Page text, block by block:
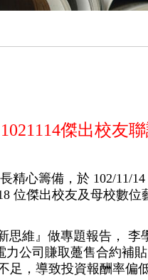
1021114傑出校友
精心籌備，於 102/11/14
位傑出校友及母校數位
思維』做專題報告， 李
公司賺取躉售合約補貼
足，導致投資報酬率偏